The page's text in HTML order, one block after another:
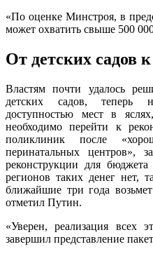
«По оценке Минстроя, в
может охватить свыше 500
От детских садов
Властям почти удалось
детских садов, теперь
доступностью мест в
необходимо перейти к
поликлиник после
перинатальных центров»,
реконструкции для
регионов таких денег нет,
ближайшие три года
отметил Путин.
«Уверен, реализация всех
завершил представление